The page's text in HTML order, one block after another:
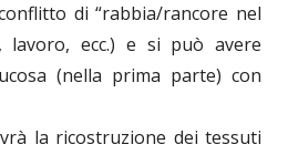
di “rabbia/rancore nel
lavoro, ecc.) e si può avere
(nella prima parte) con
la ricostruzione dei tessuti